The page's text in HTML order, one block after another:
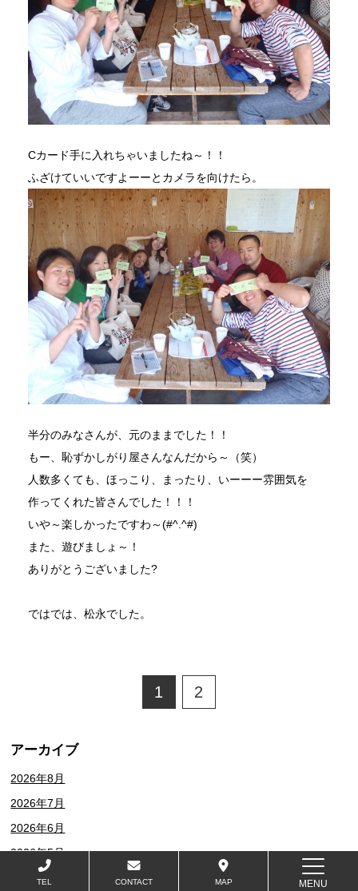
MENU
Cカード手に入れちゃいましたね～！！
ふざけていいですよーーとカメラを向けたら。
半分のみなさんが、元のままでした！！
もー、恥ずかしがり屋さんなんだから～（笑）
人数多くても、ほっこり、まったり、いーーー雰囲気を
作ってくれた皆さんでした！！！
いや～楽しかったですわ～(#^.^#)
また、遊びましょ～！
ありがとうございました?
ではでは、松永でした。
1 2
アーカイブ
2026年8月
2026年7月
2026年6月
2026年5月
2026年4月
TEL CONTACT MAP